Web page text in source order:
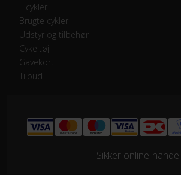
Forskifter
Geartype
Kassette
Samlet antal gear
Elcykler
Brugte cykler
Udstyr og tilbehør
Cykeltøj
Gavekort
Tilbud
Sikker online-handel